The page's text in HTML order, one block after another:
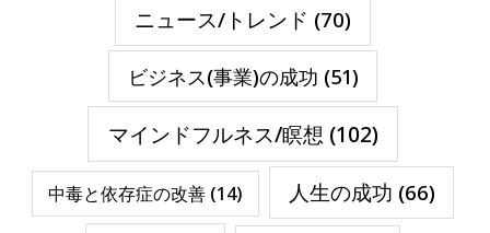
ニュース/トレンド (70)
ビジネス(事業)の成功 (51)
マインドフルネス/瞑想 (102)
中毒と依存症の改善 (14) 人生の成功 (66)